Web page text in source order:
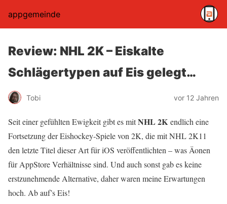
appgemeinde
Review: NHL 2K – Eiskalte
Schlägertypen auf Eis gelegt…
Tobi vor 12 Jahren
Seit einer gefühlten Ewigkeit gibt es mitNHL 2K endlich eine
Fortsetzung der Eishockey-Spiele von 2K, die mit NHL 2K11
den letzte Titel dieser Art für iOS veröffentlichten – was Äonen
für AppStore Verhältnisse sind. Und auch sonst gab es keine
erstzunehmende Alternative, daher waren meine Erwartungen
hoch. Ab auf’s Eis!